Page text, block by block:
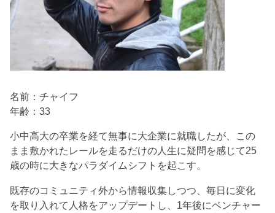
名前：チャイフ
年齢：33
小中高大の卒業を経て無事に大企業に就職したが、この
まま敷かれたレールを走るだけの人生に疑問を感じて25
歳の時に大きなパラダイムシフトを起こす。
既存のコミュニティ外から情報収集しつつ、毎日に変化
を取り入れて人格をアップデートし、1年後にベンチャー